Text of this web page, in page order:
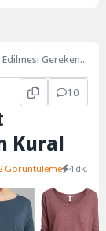
Gereken
10
Kural
Görüntüleme 4 dk.